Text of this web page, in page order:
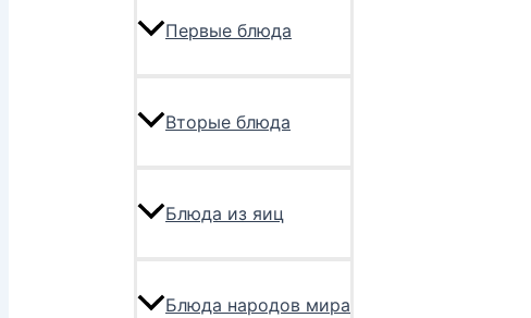
Первые блюда
Вторые блюда
Блюда из яиц
Блюда народов мира